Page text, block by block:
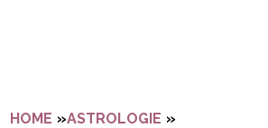
HOME »ASTROLOGIE »